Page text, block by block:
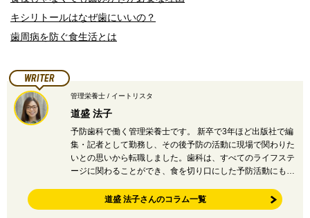
キシリトールはなぜ歯にいいの？
歯周病を防ぐ食生活とは
WRITER
管理栄養士 / イートリスタ
道盛 法子
予防歯科で働く管理栄養士です。 新卒で3年ほど出版社で編
集・記者として勤務し、その後予防の活動に現場で関わりた
いとの思いから転職しました。歯科は、すべてのライフステ
ージに関わることができ、食を切り口にした予防活動にも…
道盛 法子さんのコラム一覧